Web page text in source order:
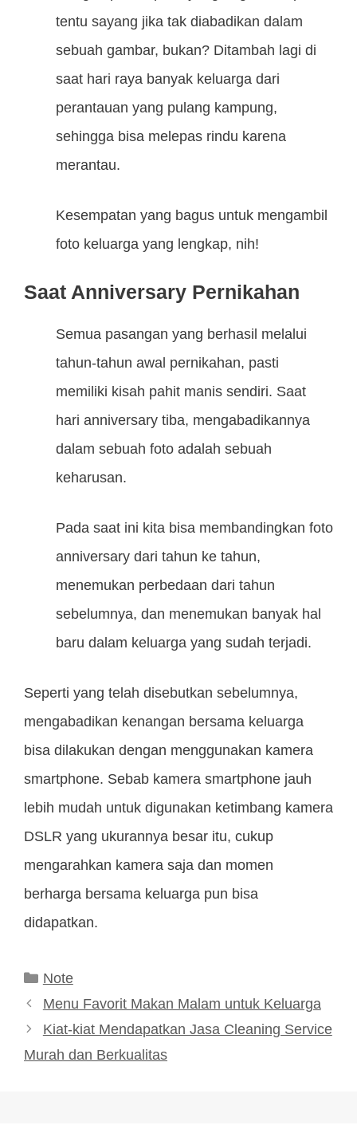
tentu sayang jika tak diabadikan dalam
sebuah gambar, bukan? Ditambah lagi di
saat hari raya banyak keluarga dari
perantauan yang pulang kampung,
sehingga bisa melepas rindu karena
merantau.
Kesempatan yang bagus untuk mengambil
foto keluarga yang lengkap, nih!
Saat Anniversary Pernikahan
Semua pasangan yang berhasil melalui
tahun-tahun awal pernikahan, pasti
memiliki kisah pahit manis sendiri. Saat
hari anniversary tiba, mengabadikannya
dalam sebuah foto adalah sebuah
keharusan.
Pada saat ini kita bisa membandingkan foto
anniversary dari tahun ke tahun,
menemukan perbedaan dari tahun
sebelumnya, dan menemukan banyak hal
baru dalam keluarga yang sudah terjadi.
Seperti yang telah disebutkan sebelumnya,
mengabadikan kenangan bersama keluarga
bisa dilakukan dengan menggunakan kamera
smartphone. Sebab kamera smartphone jauh
lebih mudah untuk digunakan ketimbang kamera
DSLR yang ukurannya besar itu, cukup
mengarahkan kamera saja dan momen
berharga bersama keluarga pun bisa
didapatkan.
Kategori
Note
Menu Favorit Makan Malam untuk Keluarga
Kiat-kiat Mendapatkan Jasa Cleaning Service
Murah dan Berkualitas